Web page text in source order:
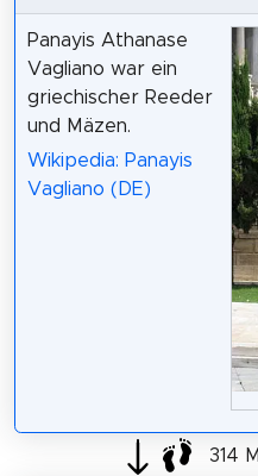
Panayis Athanase
Vagliano war ein
griechischer Reeder
und Mäzen.
Wikipedia: Panayis
Vagliano (DE)
314